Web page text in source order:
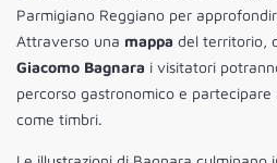
Parmigiano Reggiano per
Attraverso una mappa del territorio,
Giacomo Bagnara i visitatori
percorso gastronomico e
come timbri.